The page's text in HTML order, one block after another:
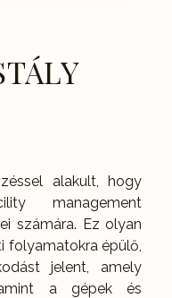
alakult, hogy
management
számára. Ez olyan
folyamatokra épülő,
jelent, amely
a gépek és